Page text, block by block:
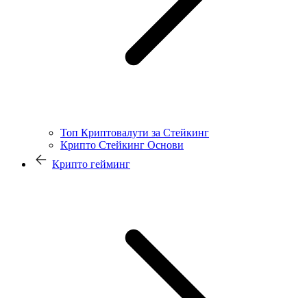
Топ Криптовалути за Стейкинг
Крипто Стейкинг Основи
Крипто гейминг